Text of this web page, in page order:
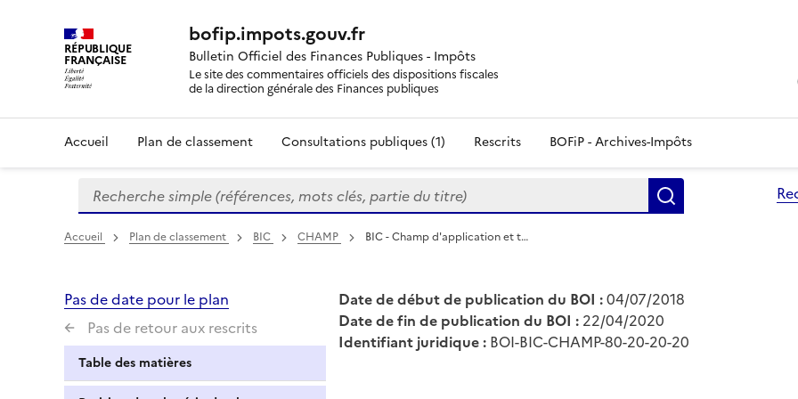
RÉPUBLIQUE
FRANÇAISE
bofip.impots.gouv.fr
Bulletin Officiel des Finances Publiques - Impôts
Le site des commentaires officiels des dispositions fiscales
de la direction générale des Finances publiques
Accueil Plan de classement Consultations publiques (1) Rescrits BOFiP - Archives-Impôts
Formulaire
de
recherche
Recherche simple (références, mots clés, partie du titre)
Accueil Plan de classement BIC CHAMP BIC - Champ d'application et t…
Pas de date pour le plan
Pas de retour aux rescrits
Table des matières
Date de début de publication du BOI :04/07/2018
Date de fin de publication du BOI : 22/04/2020
Identifiant juridique : BOI-BIC-CHAMP-80-20-20-20